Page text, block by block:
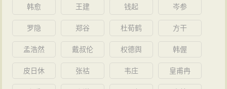
韩愈 王建 钱起 岑参
罗隐 郑谷 杜荀鹤 方干
孟浩然 戴叔伦 权德舆 韩偓
皮日休 张祜 韦庄 皇甫冉